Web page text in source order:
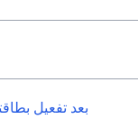
بعد تفعيل